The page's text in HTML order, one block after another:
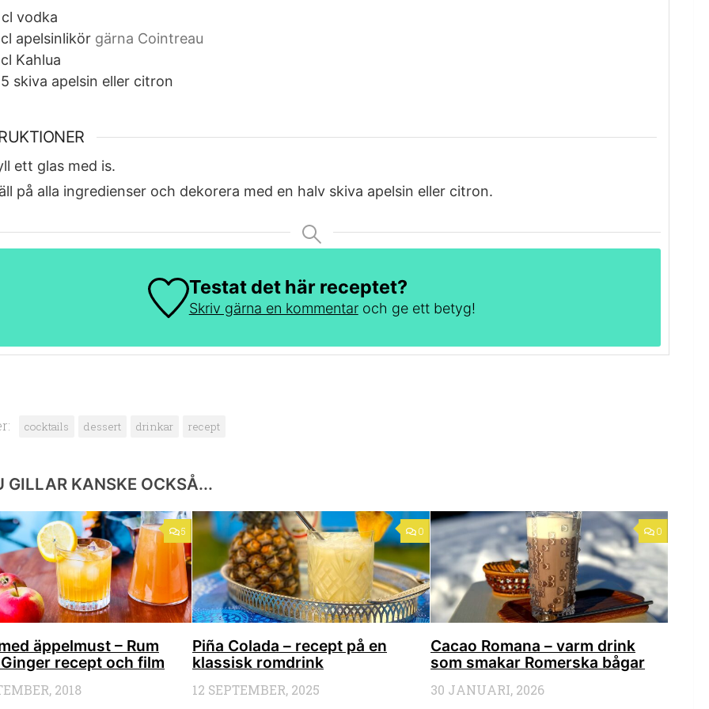
cl vodka
cl apelsinlikör gärna Cointreau
cl Kahlua
skiva apelsin eller citron
ett glas med is.
på alla ingredienser och dekorera med en halv skiva apelsin eller citron.
Testat det här receptet?
Skriv gärna en kommentaroch ge ett betyg!
cocktails dessert drinkar recept
GILLAR KANSKE OCKSÅ...
5
äppelmust – Rum
recept och film
2018
0
Piña Colada – recept på en
klassisk romdrink
12 SEPTEMBER, 2025
0
Cacao Romana – varm drink
som smakar Romerska bågar
30 JANUARI, 2026